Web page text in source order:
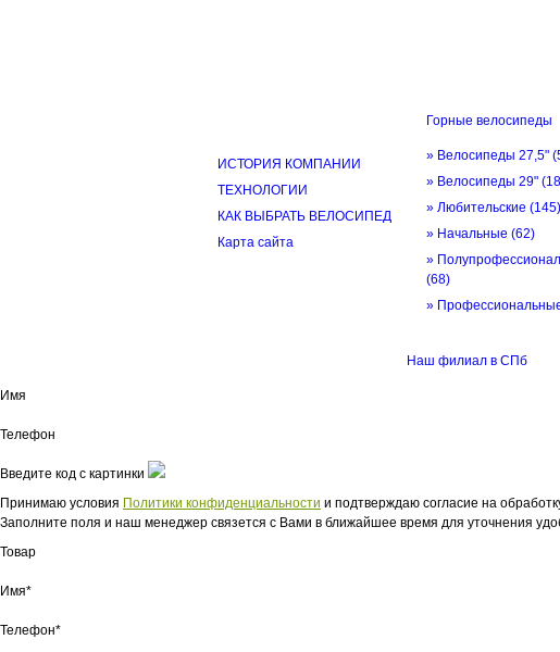
ИСТОРИЯ КОМПАНИИ
ТЕХНОЛОГИИ
КАК ВЫБРАТЬ ВЕЛОСИПЕД
Карта сайта
Горные велосипеды
» Велосипеды 27,5"
» Велосипеды 29"
» Любительские (145)
» Начальные (62)
»
(68)
»
Наш филиал в СПб
Имя
Телефон
Введите код с картинки
Принимаю условия Политики конфиденциальности и подтверждаю согласие на
Заполните поля и наш менеджер связется с Вами в ближайшее время для уточнения
Товар
Имя*
Телефон*